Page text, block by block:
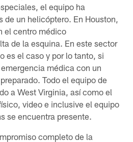
el equipo ha
un helicóptero. En Houston,
el centro médico
de la esquina. En este sector
es el caso y por lo tanto, si
médica con un
Todo el equipo de
a West Virginia, así como el
video e inclusive el equipo
se encuentra presente.
completo de la